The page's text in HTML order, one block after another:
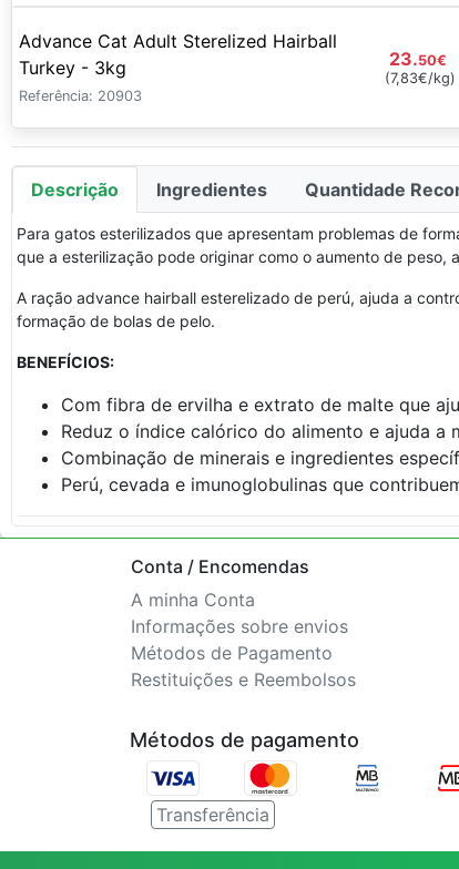
Advance Cat Adult Sterelized Hairball
Turkey - 3kg
Referência: 20903
23.50€
(7,83€/kg)
Descrição Ingredientes Quantidade
Para gatos esterilizados que apresentam problemas de
que a esterilização pode originar como o aumento de peso,
A ração advance hairball esterelizado de perú, ajuda a
formação de bolas de pelo.
BENEFÍCIOS:
Com fibra de ervilha e extrato de malte que
Reduz o índice calórico do alimento e ajuda a
Combinação de minerais e ingredientes
Perú, cevada e imunoglobulinas que
Conta / Encomendas
A minha Conta
Informações sobre envios
Métodos de Pagamento
Restituições e Reembolsos
Métodos de pagamento
Transferência